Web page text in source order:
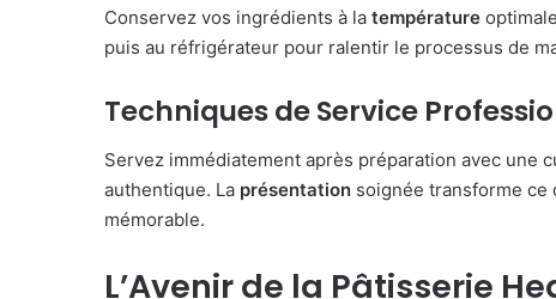
Conservez vos ingrédients à la température
puis au réfrigérateur pour ralentir le processus de
Techniques de Service
Servez immédiatement après préparation avec une
authentique. La présentation soignée transforme
mémorable.
L’Avenir de la Pâtisserie